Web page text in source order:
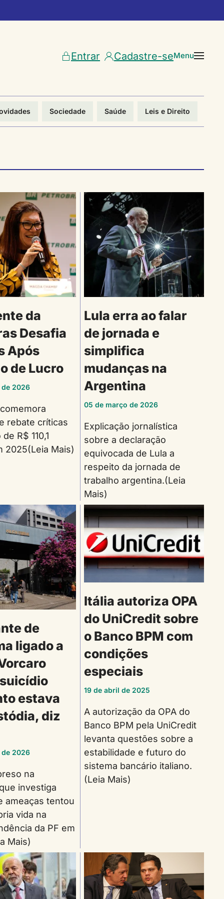
Entrar Cadastre-seMenu
Sociedade Saúde Leis e Direito
da
Desafia
Após
de Lucro
2026
rebate críticas
R$ 110,1
2025(Leia Mais)
Lula erra ao falar
de jornada e
simplifica
mudanças na
Argentina
05 de março de 2026
Explicação jornalística
sobre a declaração
equivocada de Lula a
respeito da jornada de
trabalho argentina.(Leia
Mais)
de
ligado a
estava
diz
2026
na
investiga
ameaças tentou
vida na
da PF em
Mais)
Itália autoriza OPA
do UniCredit sobre
o Banco BPM com
condições
especiais
19 de abril de 2025
A autorização da OPA do
Banco BPM pela UniCredit
levanta questões sobre a
estabilidade e futuro do
sistema bancário italiano.
(Leia Mais)